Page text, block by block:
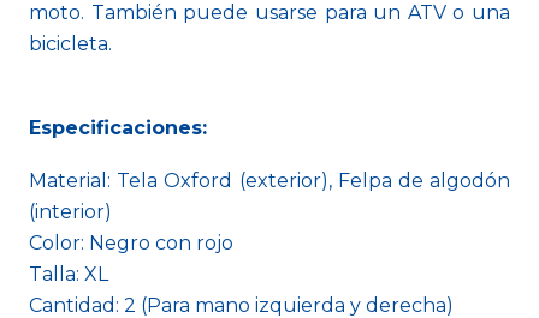
moto. También puede usarse para un ATV o una
bicicleta.
Especificaciones:
Material: Tela Oxford (exterior), Felpa de algodón
(interior)
Color: Negro con rojo
Talla: XL
Cantidad: 2 (Para mano izquierda y derecha)